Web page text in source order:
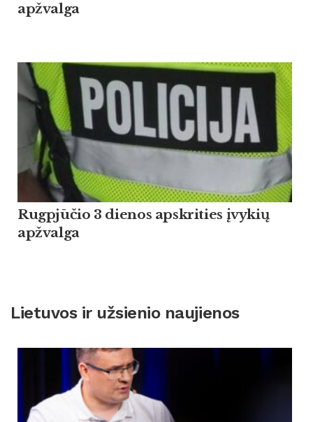
apžvalga
Rugpjūčio 3 dienos apskrities įvykių
apžvalga
Lietuvos ir užsienio naujienos